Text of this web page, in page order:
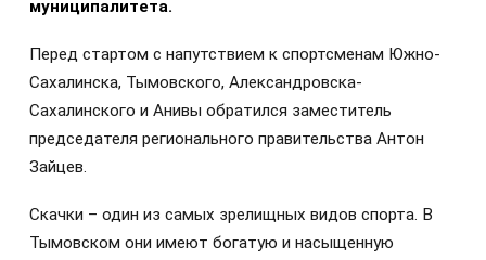
муниципалитета.
Перед стартом с напутствием к спортсменам Южно-
Сахалинска, Тымовского, Александровска-
Сахалинского и Анивы обратился заместитель
председателя регионального правительства Антон
Зайцев.
Скачки – один из самых зрелищных видов спорта. В
Тымовском они имеют богатую и насыщенную